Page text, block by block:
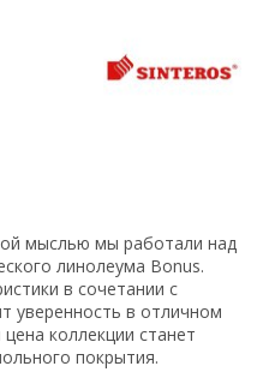
мыслью мы работали над
линолеума Bonus.
в сочетании с
уверенность в отличном
коллекции станет
покрытия.